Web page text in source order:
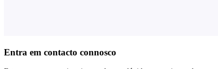
Entra em contacto connosco